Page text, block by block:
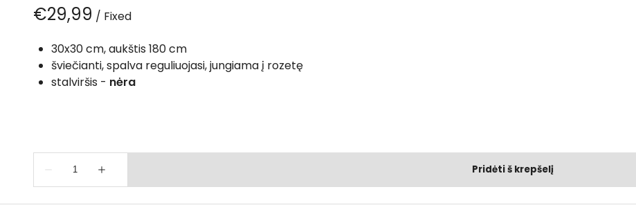
/
30x30 cm, aukštis 180 cm
šviečianti, spalva reguliuojasi, jungiama į rozetę
stalviršis - nėra